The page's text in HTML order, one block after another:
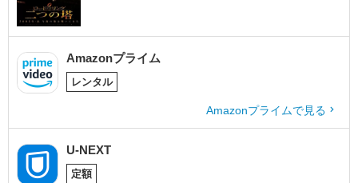
Amazonプライム
レンタル
Amazonプライムで見る
U-NEXT
定額